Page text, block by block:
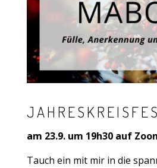
am 23.9. um 19h30 auf
Tauch ein mit mir in die